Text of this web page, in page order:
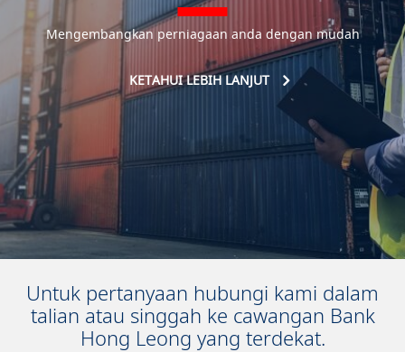
Mengembangkan perniagaan anda dengan mudah
KETAHUI LEBIH LANJUT
Untuk pertanyaan hubungi kami dalam
talian atau singgah ke cawangan Bank
Hong Leong yang terdekat.